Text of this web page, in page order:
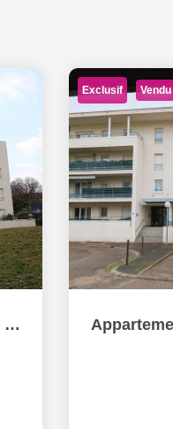
Appartement 2 pièces 49 m² en dernier étage terrasse et box...
Exclusif Vendu